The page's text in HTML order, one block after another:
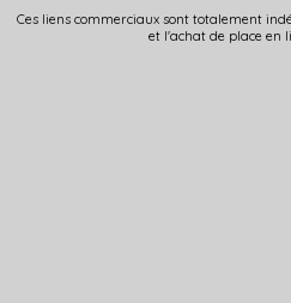
Ces liens commerciaux sont totalement
et l'achat de place en